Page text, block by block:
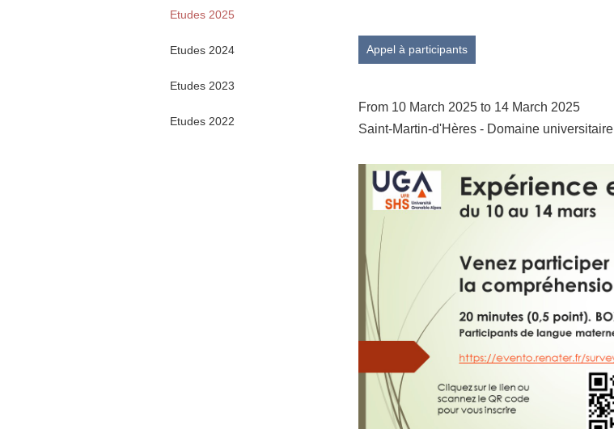
Etudes 2025
Etudes 2024
Etudes 2023
Etudes 2022
Appel à participants
From 10 March 2025 to 14 March 2025
Saint-Martin-d'Hères - Domaine universitaire